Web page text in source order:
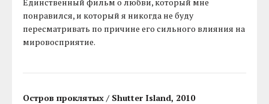
понравился, и который я никогда не буду
пересматривать по причине его сильного влияния на
мировосприятие.
Остров проклятых / Shutter Island, 2010